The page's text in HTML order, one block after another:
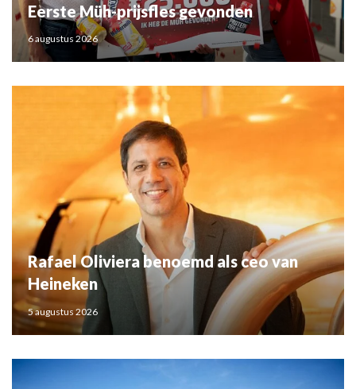
Eerste Müh-prijsfles gevonden
6 augustus 2026
Rafael Oliviera benoemd als ceo van
Heineken
5 augustus 2026